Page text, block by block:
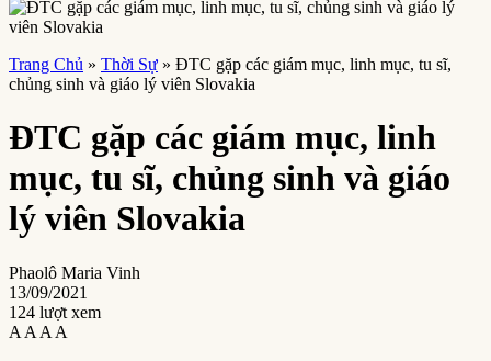
Trang Chủ » Thời Sự » ĐTC gặp các giám mục, linh mục, tu sĩ,
chủng sinh và giáo lý viên Slovakia
ĐTC gặp các giám mục, linh
mục, tu sĩ, chủng sinh và giáo
lý viên Slovakia
Phaolô Maria Vinh
13/09/2021
124 lượt xem
A A A A